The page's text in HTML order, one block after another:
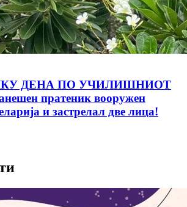
ДЕНА ПО УЧИЛИШНИОТ
пратеник вооружен
и застрелал две лица!